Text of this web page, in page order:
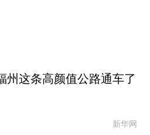
州这条高颜值公路通车了
新华网